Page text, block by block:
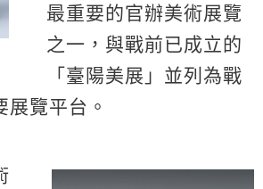
最重要的官辦美術展覽
之一，與戰前已成立的
「臺陽美展」並列為戰
覽平台。